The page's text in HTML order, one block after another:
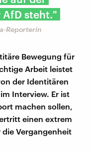
AfD steht."
Reporterin
Bewegung für
Arbeit leistet
der Identitären
Interview. Er ist
machen sollen,
einen extrem
Vergangenheit